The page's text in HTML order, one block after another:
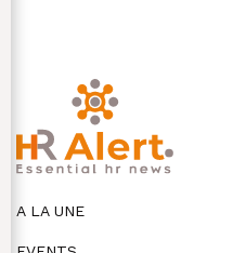
A LA UNE